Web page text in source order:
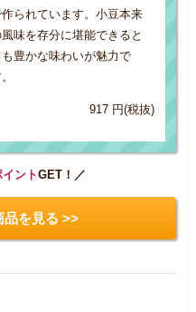
られています。小豆本来
味を存分に堪能できると
豊かな味わいが魅力で
917 円(税抜)
ントGET！／
品を見る >>